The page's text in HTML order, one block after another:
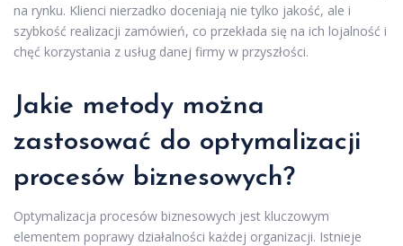
na rynku. Klienci nierzadko doceniają nie tylko jakość, ale i
szybkość realizacji zamówień, co przekłada się na ich lojalność i
chęć korzystania z usług danej firmy w przyszłości.
Jakie metody można
zastosować do optymalizacji
procesów biznesowych?
Optymalizacja procesów biznesowych jest kluczowym
elementem poprawy działalności każdej organizacji. Istnieje